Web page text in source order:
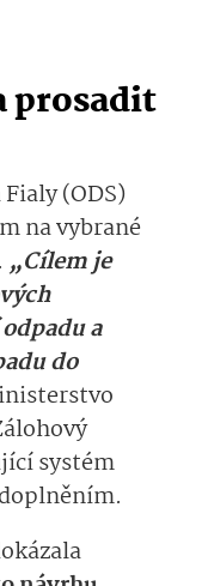
prosadit
(ODS)
na vybrané
„Cílem je
a
do
systém